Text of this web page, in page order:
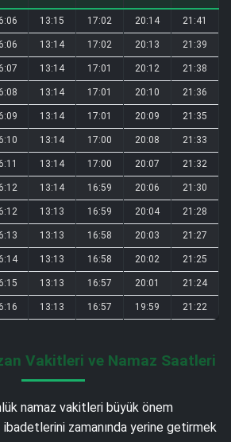
13:15 17:02 20:14 21:41
13:14 17:02 20:13 21:39
13:14 17:01 20:12 21:38
13:14 17:01 20:10 21:36
13:14 17:01 20:09 21:35
13:14 17:00 20:08 21:33
13:14 17:00 20:07 21:32
13:14 16:59 20:06 21:30
13:13 16:59 20:04 21:28
13:13 16:58 20:03 21:27
13:13 16:58 20:02 21:25
13:13 16:57 20:01 21:24
13:13 16:57 19:59 21:22
Vakitleri ve Namaz Saatleri
namaz vakitleri büyük önem
ibadetlerini zamanında yerine getirmek